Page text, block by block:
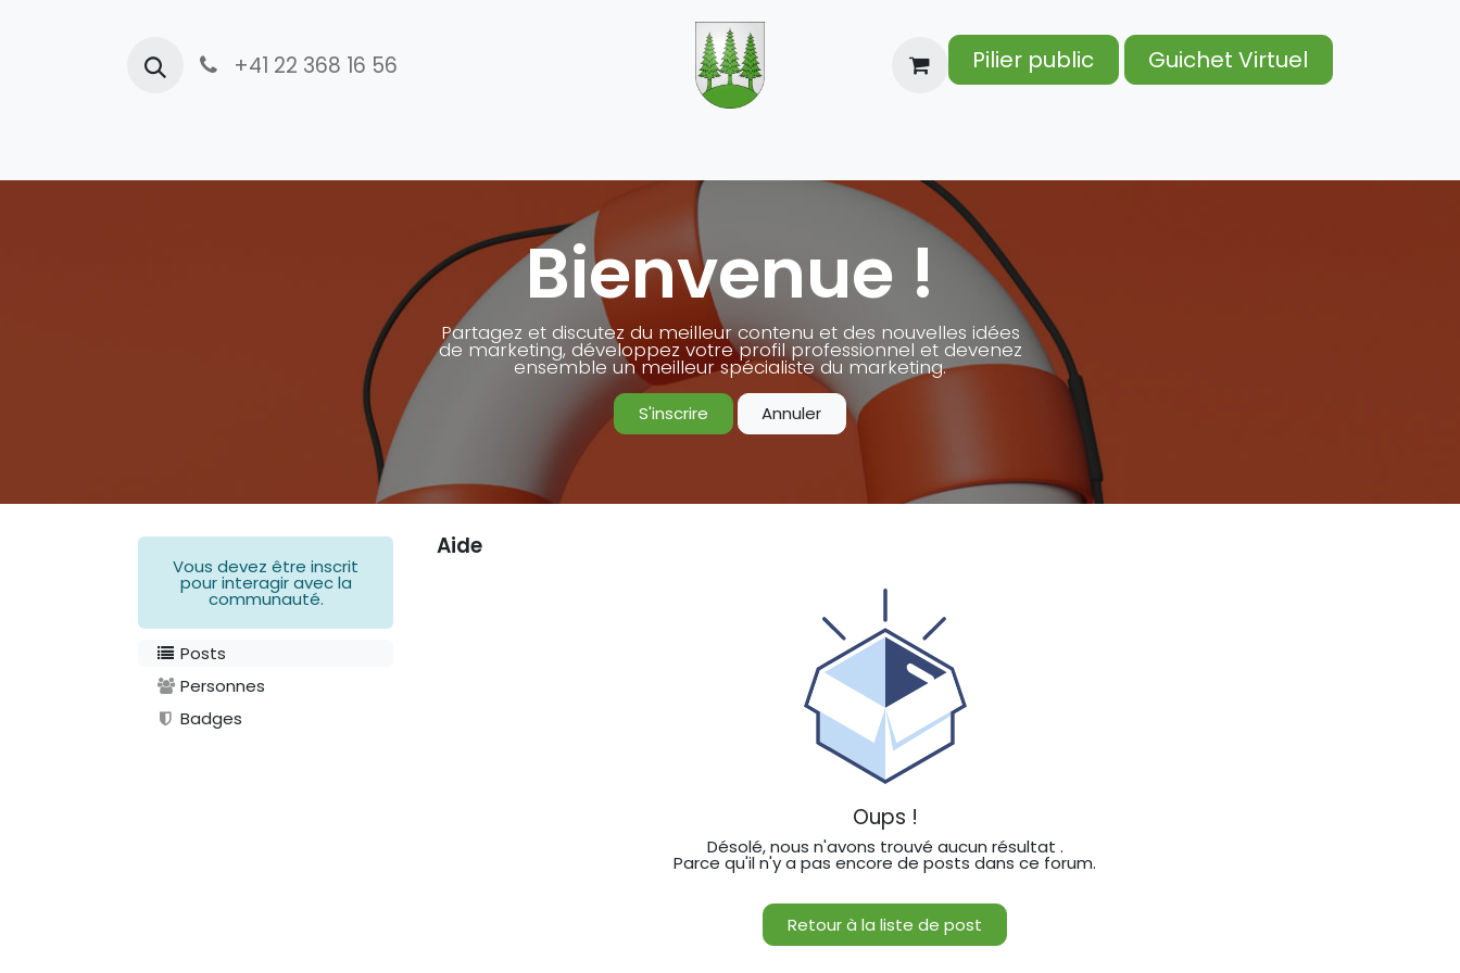
+41 22 368 16 56 Pilier public Guichet Virtuel
Bienvenue !
Partagez et discutez du meilleur contenu et des nouvelles idées
de marketing, développez votre profil professionnel et devenez
ensemble un meilleur spécialiste du marketing.
S'inscrire Annuler
Vous devez être inscrit
pour interagir avec la
communauté.
Posts
Personnes
Badges
Aide
Oups !
Désolé, nous n'avons trouvé aucun résultat .
Parce qu'il n'y a pas encore de posts dans ce forum.
Retour à la liste de post